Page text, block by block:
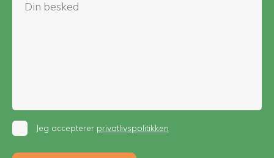
Jeg accepterer privatlivspolitikken